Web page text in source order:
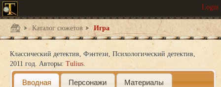
Каталог сюжетов Игра
Классический детектив Фэнтези Психологический детектив
2011 год. Авторы: Tulius
Вводная Персонажи Материалы